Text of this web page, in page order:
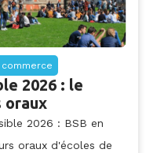
2026 : le
oraux
2026 : BSB en
oraux d'écoles de